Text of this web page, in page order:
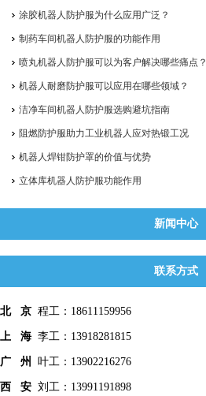
涂胶机器人防护服为什么应用广泛？
制药车间机器人防护服的功能作用
喷丸机器人防护服可以为客户解决哪些痛点？
机器人耐磨防护服可以应用在哪些领域？
洁净车间机器人防护服选购避坑指南
阻燃防护服助力工业机器人应对热锻工况
机器人焊钳防护罩的价值与优势
立体库机器人防护服功能作用
新闻中心
联系方式
北 京 程工：18611159956
上 海 李工：13918281815
广 州 叶工：13902216276
西 安 刘工：13991191898